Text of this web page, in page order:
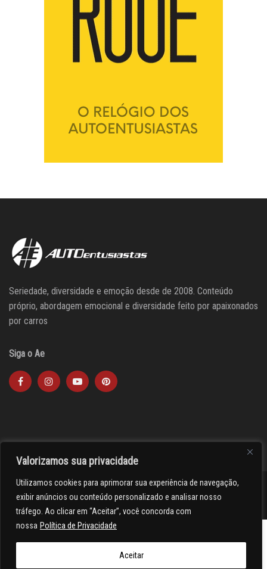
Valorizamos sua privacidade
Utilizamos cookies para aprimorar sua experiência de navegação,
exibir anúncios ou conteúdo personalizado e analisar nosso
tráfego. Ao clicar em “Aceitar”, você concorda com
nossa Política de Privacidade
Aceitar
Seriedade, diversidade e emoção desde de 2008. Conteúdo
próprio, abordagem emocional e diversidade feito por apaixonados
por carros
Siga o Ae
><(((º> 17